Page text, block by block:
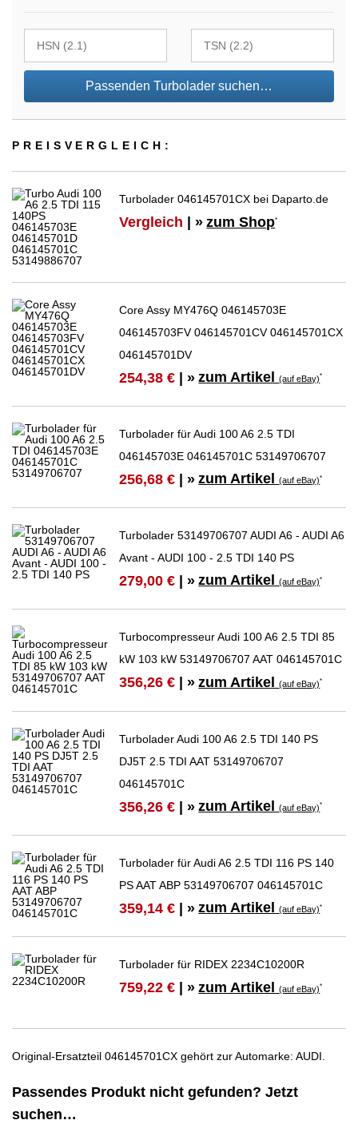
Passenden Turbolader suchen…
PREIS­VER­GLEICH:
Turbolader 046145701CX bei Daparto.de
Vergleich | » zum Shop*
Core Assy MY476Q 046145703E
046145703FV 046145701CV 046145701CX
046145701DV
254,38 € | » zum Artikel(auf eBay)*
Turbolader für Audi 100 A6 2.5 TDI
046145703E 046145701C 53149706707
256,68 € | » zum Artikel(auf eBay)*
Turbolader 53149706707 AUDI A6 - AUDI A6
Avant - AUDI 100 - 2.5 TDI 140 PS
279,00 € | » zum Artikel(auf eBay)*
Turbocompresseur Audi 100 A6 2.5 TDI 85
kW 103 kW 53149706707 AAT 046145701C
356,26 € | » zum Artikel(auf eBay)*
Turbolader Audi 100 A6 2.5 TDI 140 PS
DJ5T 2.5 TDI AAT 53149706707
046145701C
356,26 € | » zum Artikel(auf eBay)*
Turbolader für Audi A6 2.5 TDI 116 PS 140
PS AAT ABP 53149706707 046145701C
359,14 € | » zum Artikel(auf eBay)*
Turbolader für RIDEX 2234C10200R
759,22 € | » zum Artikel(auf eBay)*
Original-Ersatzteil 046145701CX gehört zur Automarke: AUDI.
Passendes Produkt nicht gefunden? Jetzt
suchen…